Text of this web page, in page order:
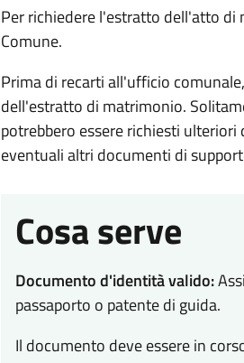
Per richiedere l'estratto dell'atto di
Comune.
Prima di recarti all'ufficio
dell'estratto di matrimonio.
potrebbero essere richiesti
eventuali altri documenti di
Cosa serve
Documento d'identità valido:
passaporto o patente di guida.
Il documento deve essere in